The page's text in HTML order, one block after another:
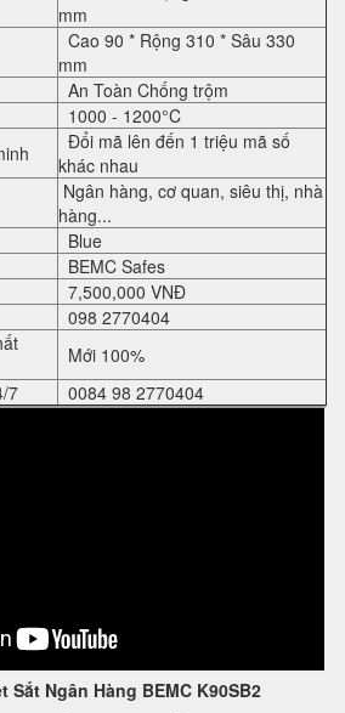
mm
Cao 90 * Rộng 310 * Sâu 330
mm
An Toàn Chống trộm
1000 - 1200°C
Đổi mã lên đến 1 triệu mã số
khác nhau
Ngân hàng, cơ quan, siêu thị, nhà
hàng...
Blue
BEMC Safes
7,500,000 VNĐ
098 2770404
Mới 100%
7
0084 98 2770404
Sắt Ngân Hàng BEMC K90SB2